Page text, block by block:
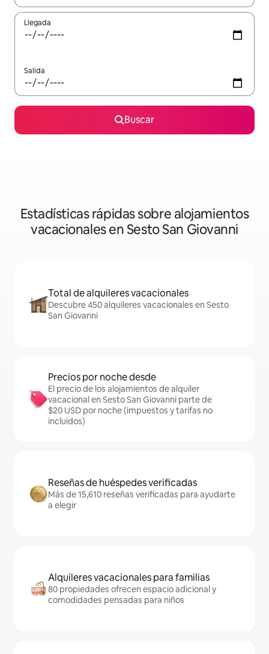
Llegada
Salida
Buscar
Estadísticas rápidas sobre alojamientos
vacacionales en Sesto San Giovanni
Total de alquileres vacacionales
Descubre 450 alquileres vacacionales en Sesto
San Giovanni
Precios por noche desde
El precio de los alojamientos de alquiler
vacacional en Sesto San Giovanni parte de
$20 USD por noche (impuestos y tarifas no
incluidos)
Reseñas de huéspedes verificadas
Más de 15,610 reseñas verificadas para ayudarte
a elegir
Alquileres vacacionales para familias
80 propiedades ofrecen espacio adicional y
comodidades pensadas para niños